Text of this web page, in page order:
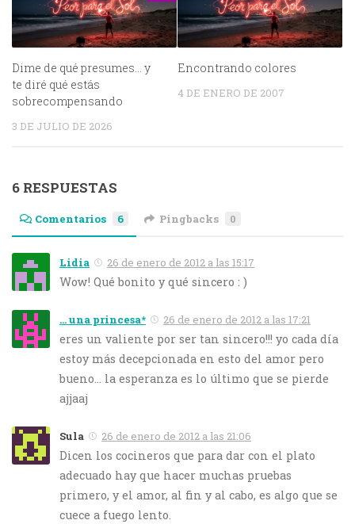
Dime de qué presumes… y
te diré qué estás
sobrecompensando
3 DE JULIO DE 2026
Encontrando colores
4 DE ENERO DE 2007
6 RESPUESTAS
Comentarios 6 Pingbacks 0
Lidia 26 de enero de 2012 a las 15:17
Wow! Qué bonito y qué sincero : )
... una princesa* 26 de enero de 2012 a las 17:21
eres un valiente por ser tan sincero!!! yo cada día
estoy más decepcionada en esto del amor pero
bueno… la esperanza es lo último que se pierde
ajjaaj
Sula 26 de enero de 2012 a las 21:06
Dicen los cocineros que para dar con el plato
adecuado hay que hacer muchas pruebas
primero, y el amor, al fin y al cabo, es algo que se
cuece a fuego lento.